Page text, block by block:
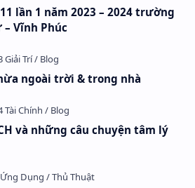
lần 1 năm 2023 – 2024 trường
– Vĩnh Phúc
ngoài trời & trong nhà
và những câu chuyện tâm lý